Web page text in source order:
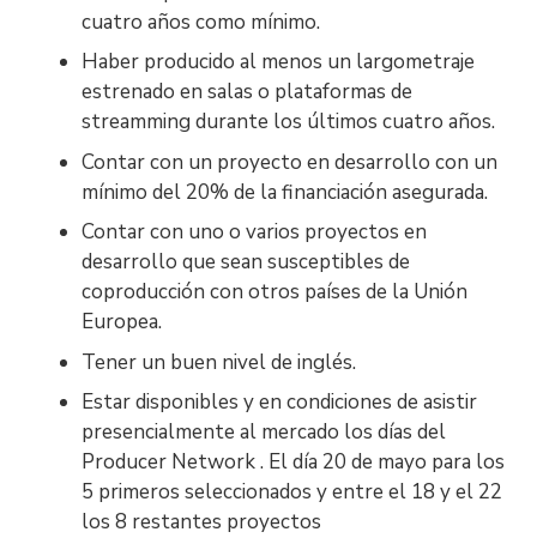
cuatro años como mínimo.
Haber producido al menos un largometraje
estrenado en salas o plataformas de
streamming durante los últimos cuatro años.
Contar con un proyecto en desarrollo con un
mínimo del 20% de la financiación asegurada.
Contar con uno o varios proyectos en
desarrollo que sean susceptibles de
coproducción con otros países de la Unión
Europea.
Tener un buen nivel de inglés.
Estar disponibles y en condiciones de asistir
presencialmente al mercado los días del
Producer Network . El día 20 de mayo para los
5 primeros seleccionados y entre el 18 y el 22
los 8 restantes proyectos